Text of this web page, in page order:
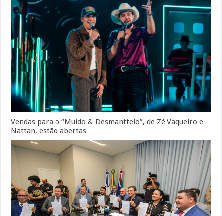
Vendas para o “Muído & Desmanttelo”, de Zé Vaqueiro e
Nattan, estão abertas